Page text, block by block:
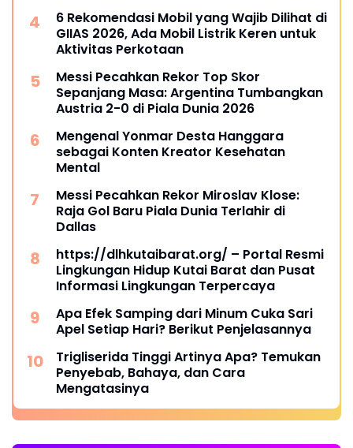
6 Rekomendasi Mobil yang Wajib Dilihat di
GIIAS 2026, Ada Mobil Listrik Keren untuk
Aktivitas Perkotaan
Messi Pecahkan Rekor Top Skor
Sepanjang Masa: Argentina Tumbangkan
Austria 2-0 di Piala Dunia 2026
Mengenal Yonmar Desta Hanggara
sebagai Konten Kreator Kesehatan
Mental
Messi Pecahkan Rekor Miroslav Klose:
Raja Gol Baru Piala Dunia Terlahir di
Dallas
https://dlhkutaibarat.org/ – Portal Resmi
Lingkungan Hidup Kutai Barat dan Pusat
Informasi Lingkungan Terpercaya
Apa Efek Samping dari Minum Cuka Sari
Apel Setiap Hari? Berikut Penjelasannya
Trigliserida Tinggi Artinya Apa? Temukan
Penyebab, Bahaya, dan Cara
Mengatasinya